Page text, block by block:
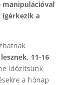
manipulációval
a
11-16
időzítsünk
a hónap